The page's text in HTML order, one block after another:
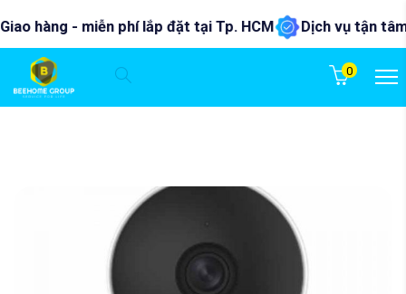
hàng - miễn phí lắp đặt tại Tp. HCM Dịch vụ tận tâm
0